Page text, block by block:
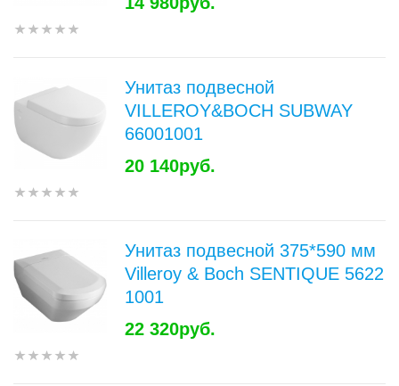
Унитаз подвесной
VILLEROY&BOCH SUBWAY
66001001
20 140руб.
Унитаз подвесной 375*590 мм
Villeroy & Boch SENTIQUE 5622
1001
22 320руб.